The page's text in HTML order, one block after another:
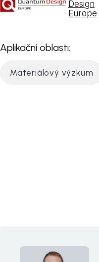
Design
Europe
Aplikační oblasti:
Materiálový výzkum